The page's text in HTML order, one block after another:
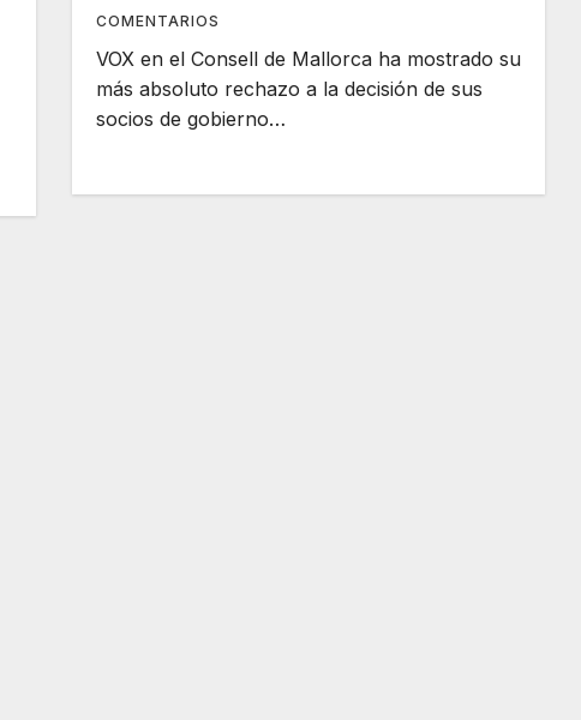
COMENTARIOS
VOX en el Consell de Mallorca ha mostrado su
más absoluto rechazo a la decisión de sus
socios de gobierno…